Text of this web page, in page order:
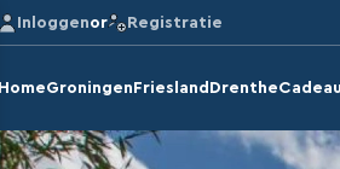
Inloggenor Registratie
HomeGroningen Friesland Drenthe